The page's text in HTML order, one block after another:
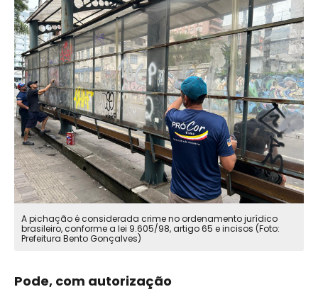
A pichação é considerada crime no ordenamento jurídico
brasileiro, conforme a lei 9.605/98, artigo 65 e incisos (Foto:
Prefeitura Bento Gonçalves)
Pode, com autorização